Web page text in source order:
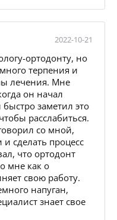
2022-10-21
ортодонту, но
терпения и
лечения. Мне
он начал
заметил это
расслабиться.
со мной,
сделать процесс
что ортодонт
мне как о
свою работу.
напуган,
знает свое